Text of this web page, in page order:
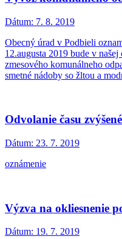
Dátum: 7. 8. 2019
Obecný úrad v Podbieli
12.augusta 2019 bude v
zmesového komunálneho
smetné nádoby so žltou a
Odvolanie času
Dátum: 23. 7. 2019
oznámenie
Výzva na okliesnenie
Dátum: 19. 7. 2019